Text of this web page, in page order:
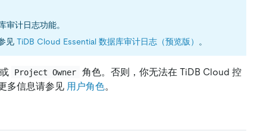
计日志功能。
见 TiDB Cloud Essential 数据库审计日志（预览版） 。
或 Project Owner
角色。否则，你无法在 TiDB Cloud 控
多信息请参见 用户角色。